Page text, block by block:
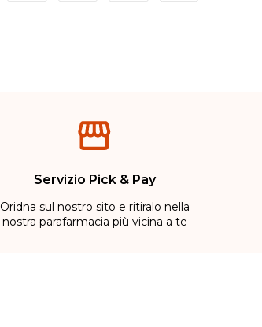
Servizio Pick & Pay
Oridna sul nostro sito e ritiralo nella
nostra parafarmacia più vicina a te